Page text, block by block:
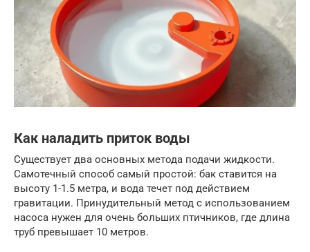
Как наладить приток воды
Существует два основных метода подачи жидкости.
Самотечный способ самый простой: бак ставится на
высоту 1-1.5 метра, и вода течет под действием
гравитации. Принудительный метод с использованием
насоса нужен для очень больших птичников, где длина
труб превышает 10 метров.